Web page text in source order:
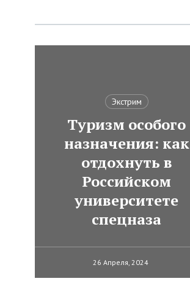
Экстрим
Туризм особого
назначения: как
отдохнуть в
Российском
университете
спецназа
26 Апреля, 2024